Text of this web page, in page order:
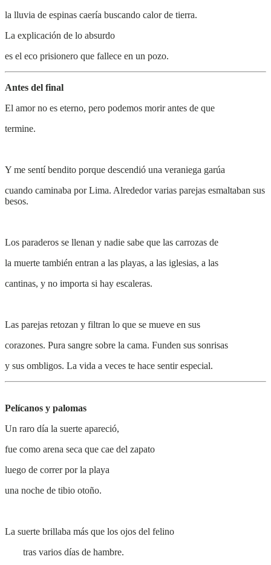
la lluvia de espinas caería buscando calor de tierra.
La explicación de lo absurdo
es el eco prisionero que fallece en un pozo.
Antes del final
El amor no es eterno, pero podemos morir antes de que
termine.
Y me sentí bendito porque descendió una veraniega garúa
cuando caminaba por Lima. Alrededor varias parejas esmaltaban sus
besos.
Los paraderos se llenan y nadie sabe que las carrozas de
la muerte también entran a las playas, a las iglesias, a las
cantinas, y no importa si hay escaleras.
Las parejas retozan y filtran lo que se mueve en sus
corazones. Pura sangre sobre la cama. Funden sus sonrisas
y sus ombligos. La vida a veces te hace sentir especial.
Pelícanos y palomas
Un raro día la suerte apareció,
fue como arena seca que cae del zapato
luego de correr por la playa
una noche de tibio otoño.
La suerte brillaba más que los ojos del felino
tras varios días de hambre.